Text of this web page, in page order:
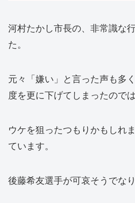
河村たかし市長の、非常識な
た。
元々「嫌い」と言った声も多
度を更に下げてしまったので
ウケを狙ったつもりかもしれ
ています。
後藤希友選手が可哀そうでなり